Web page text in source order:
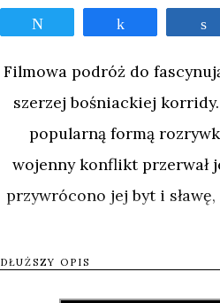
Filmowa podróż do
szerzej bośniackiej
popularną formą
wojenny konflikt przerwał
przywrócono jej byt i sławę,
również doskonałą
DŁUŻSZY OPIS